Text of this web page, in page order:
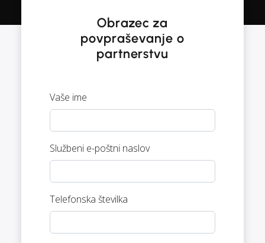
Obrazec za
povpraševanje o
partnerstvu
Vaše ime
Službeni e-poštni naslov
Telefonska številka